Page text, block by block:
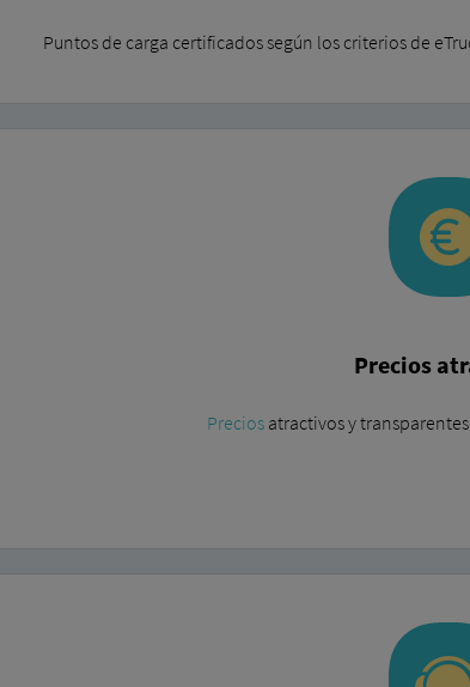
Puntos de carga certificados según los criterios de
Precios
Precios atractivos y